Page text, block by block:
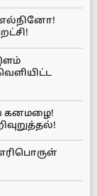
எல்நினோ!
கனமழை!
எரிபொருள்